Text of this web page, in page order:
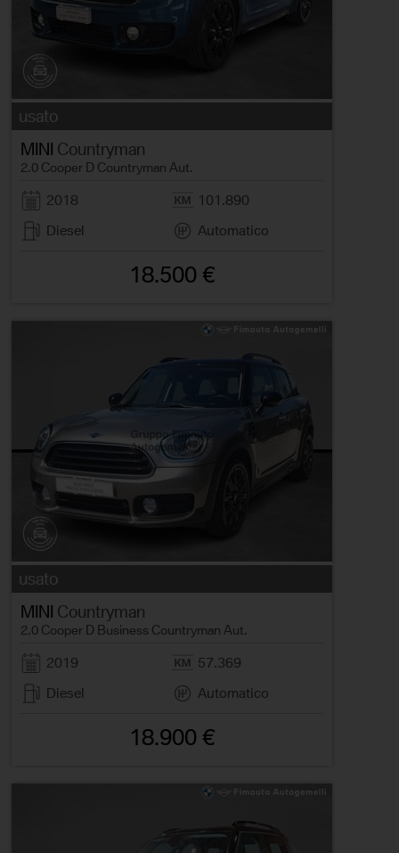
usato
MINI Countryman
2.0 Cooper D Countryman Aut.
2018
101.890
Diesel
Automatico
18.500 €
usato
MINI Countryman
2.0 Cooper D Business Countryman Aut.
2019
57.369
Diesel
Automatico
18.900 €